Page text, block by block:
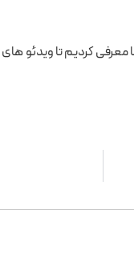
معرفی کردیم تا